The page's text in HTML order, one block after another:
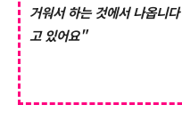
거워서 하는 것에서 나옵니다
고 있어요"